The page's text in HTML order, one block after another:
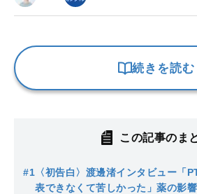
続きを読む
この記事のま
#1 〈初告白〉渡邊渚インタビュー「
表できなくて苦しかった」薬の影